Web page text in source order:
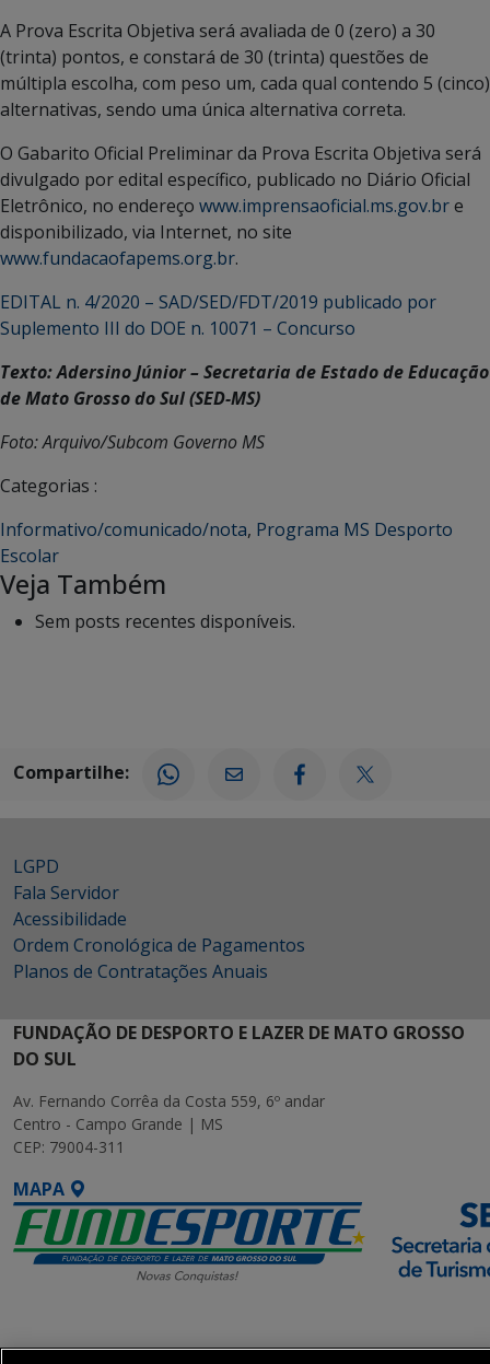
A Prova Escrita Objetiva será avaliada de 0 (zero) a 30
(trinta) pontos, e constará de 30 (trinta) questões de
múltipla escolha, com peso um, cada qual contendo 5 (cinco)
alternativas, sendo uma única alternativa correta.
O Gabarito Oficial Preliminar da Prova Escrita Objetiva será
divulgado por edital específico, publicado no Diário Oficial
Eletrônico, no endereço www.imprensaoficial.ms.gov.bre
disponibilizado, via Internet, no site
www.fundacaofapems.org.br.
EDITAL n. 4/2020 – SAD/SED/FDT/2019 publicado por
Suplemento III do DOE n. 10071 – Concurso
Texto: Adersino Júnior – Secretaria de Estado de Educação
de Mato Grosso do Sul (SED-MS)
Foto: Arquivo/Subcom Governo MS
Categorias :
Informativo/comunicado/nota, Programa MS Desporto
Escolar
Veja Também
Sem posts recentes disponíveis.
Compartilhe:
LGPD
Fala Servidor
Acessibilidade
Ordem Cronológica de Pagamentos
Planos de Contratações Anuais
FUNDAÇÃO DE DESPORTO E LAZER DE MATO GROSSO
DO SUL
Av. Fernando Corrêa da Costa 559, 6º andar
Centro - Campo Grande | MS
CEP: 79004-311
MAPA
Executiva de